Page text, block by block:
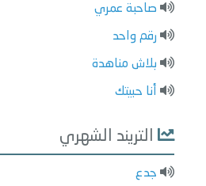
صاحبة عمري
رقم واحد
بلاش مناهدة
أنا حبيتك
التريند الشهري
جدع